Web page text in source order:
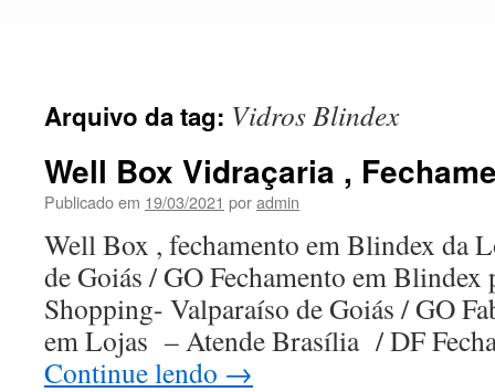
Arquivo da tag: Vidros Blindex
Well Box Vidraçaria ,
Publicado em 19/03/2021 poradmin
Well Box , fechamento em Blindex da
de Goiás / GO Fechamento em Blindex
Shopping- Valparaíso de Goiás / GO
em Lojas – Atende Brasília / DF
Continue lendo →